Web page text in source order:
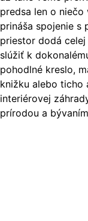
predsa len o niečo
prináša spojenie s
priestor dodá
slúžiť k
pohodlné kreslo,
knižku alebo ticho
interiérovej
prírodou a